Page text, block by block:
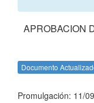
APROBACION
Documento
Promulgación: 11/